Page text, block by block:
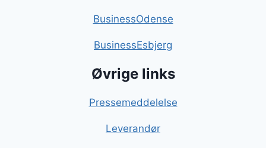
BusinessOdense
BusinessEsbjerg
Øvrige links
Pressemeddelelse
Leverandør